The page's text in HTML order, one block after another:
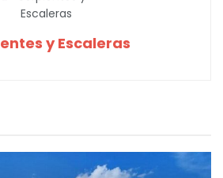
y Escaleras